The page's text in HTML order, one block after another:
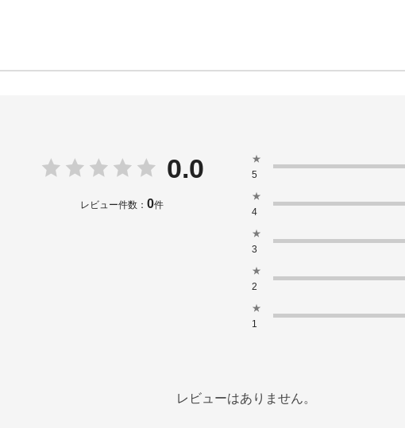
0.0
レビュー件数： 0件
★
5
★
4
★
3
★
2
★
1
レビューはありません。